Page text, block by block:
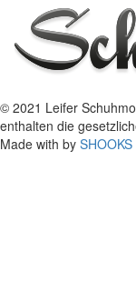
© 2021 Leifer
enthalten die
Made with by SHOOKS